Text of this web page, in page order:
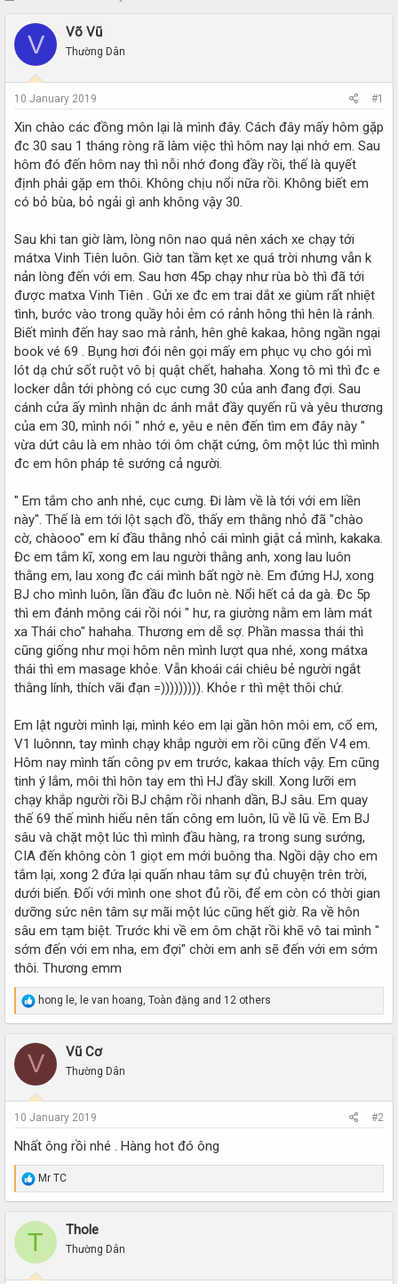
a
t
a
r
t
e
r
a
t
e
V Võ Vũ
Thường Dân
10 January 2019 #1
Xin chào các đồng môn lại là mình đây. Cách đây mấy hôm gặp
đc 30 sau 1 tháng ròng rã làm việc thì hôm nay lại nhớ em. Sau
hôm đó đến hôm nay thì nỗi nhớ đong đầy rồi, thế là quyết
định phải gặp em thôi. Không chịu nổi nữa rồi. Không biết em
có bỏ bùa, bỏ ngải gì anh không vậy 30.
Sau khi tan giờ làm, lòng nôn nao quá nên xách xe chạy tới
mátxa Vinh Tiên luôn. Giờ tan tầm kẹt xe quá trời nhưng vẫn k
nản lòng đến với em. Sau hơn 45p chạy như rùa bò thì đã tới
được matxa Vinh Tiên . Gửi xe đc em trai dắt xe giùm rất nhiệt
tình, bước vào trong quầy hỏi ẻm có rảnh hông thì hên là rảnh.
Biết mình đến hay sao mà rảnh, hên ghê kakaa, hông ngần ngại
book vé 69 . Bụng hơi đói nên gọi mấy em phục vụ cho gói mì
lót dạ chứ sốt ruột vô bị quật chết, hahaha. Xong tô mì thì đc e
locker dẫn tới phòng có cục cưng 30 của anh đang đợi. Sau
cánh cửa ấy mình nhận dc ánh mắt đầy quyến rũ và yêu thương
của em 30, mình nói " nhớ e, yêu e nên đến tìm em đây này "
vừa dứt câu là em nhào tới ôm chặt cứng, ôm một lúc thì mình
đc em hôn pháp tê sướng cả người.
" Em tắm cho anh nhé, cục cưng. Đi làm về là tới với em liền
này". Thế là em tới lột sạch đồ, thấy em thằng nhỏ đã "chào
cờ, chàooo" em kí đầu thằng nhỏ cái mình giật cả mình, kakaka.
Đc em tắm kĩ, xong em lau người thằng anh, xong lau luôn
thằng em, lau xong đc cái mình bất ngờ nè. Em đứng HJ, xong
BJ cho mình luôn, lần đầu đc luôn nè. Nổi hết cả da gà. Đc 5p
thì em đánh mông cái rồi nói " hư, ra giường nằm em làm mát
xa Thái cho" hahaha. Thương em dễ sợ. Phần massa thái thì
cũng giống như mọi hôm nên mình lượt qua nhé, xong mátxa
thái thì em masage khỏe. Vẫn khoái cái chiêu bẻ người ngắt
thằng lính, thích vãi đạn =))))))))). Khỏe r thì mệt thôi chứ.
Em lật người mình lại, mình kéo em lại gần hôn môi em, cổ em,
V1 luônnn, tay mình chạy khắp người em rồi cũng đến V4 em.
Hôm nay mình tấn công pv em trước, kakaa thích vậy. Em cũng
tinh ý lắm, môi thì hôn tay em thì HJ đầy skill. Xong lưỡi em
chạy khắp người rồi BJ chậm rồi nhanh dần, BJ sâu. Em quay
thế 69 thế mình hiểu nên tấn công em luôn, lũ về lũ về. Em BJ
sâu và chặt một lúc thì mình đầu hàng, ra trong sung sướng,
CIA đến không còn 1 giọt em mới buông tha. Ngồi dậy cho em
tắm lại, xong 2 đứa lại quấn nhau tâm sự đủ chuyện trên trời,
dưới biển. Đối với mình one shot đủ rồi, để em còn có thời gian
dưỡng sức nên tâm sự mãi một lúc cũng hết giờ. Ra về hôn
sâu em tạm biệt. Trước khi về em ôm chặt rồi khẽ vô tai mình "
sớm đến với em nha, em đợi" chời em anh sẽ đến với em sớm
thôi. Thương emm
R
e
a
c
t
i
o
n
s
hong le le van hoang Toàn đặng and 12 others
V Vũ Cơ
Thường Dân
10 January 2019 #2
Nhất ông rồi nhé . Hàng hot đó ông
R
e
a
c
t
o
n
Mr TC
T Thole
Thường Dân